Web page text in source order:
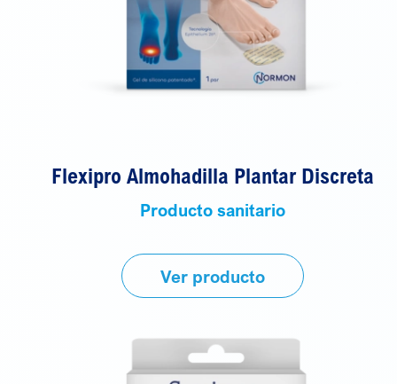
Flexipro Almohadilla Plantar Discreta
Producto sanitario
Ver producto